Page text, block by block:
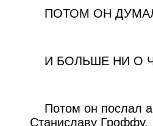
ПОТОМ ОН
И БОЛЬШЕ НИ О
Потом он послал
Станиславу Гроффу.